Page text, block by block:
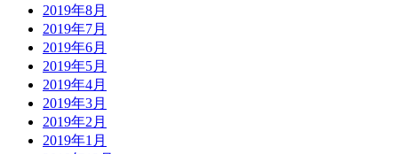
2019年8月
2019年7月
2019年6月
2019年5月
2019年4月
2019年3月
2019年2月
2019年1月